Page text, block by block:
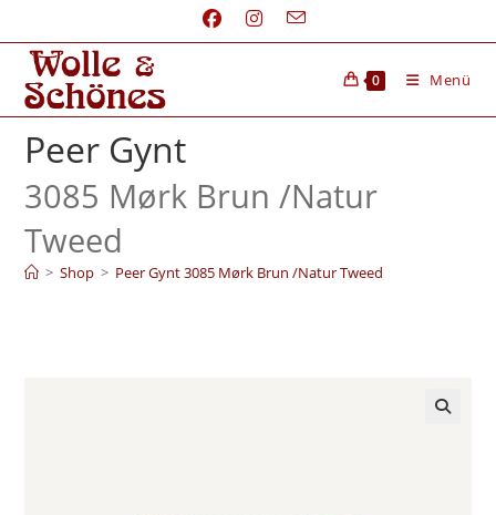
0 Menü
Peer Gynt
3085 Mørk Brun /Natur
Tweed
> Shop > Peer Gynt 3085 Mørk Brun /Natur Tweed